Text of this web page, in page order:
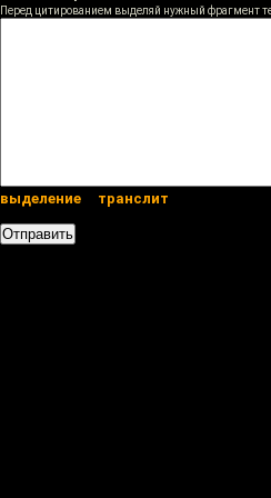
Перед цитированием выделяй нужный фрагмент
выделение транслит